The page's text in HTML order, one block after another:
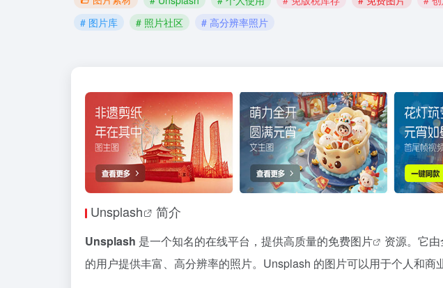
# 图片库
# 照片社区 # 高分辨率照片
Unsplash 简介
Unsplash 是一个知名的在线平台，提供高质量的免费图片
资源。它
的用户提供丰富、高分辨率的照片。Unsplash 的图片可以用于个人和商